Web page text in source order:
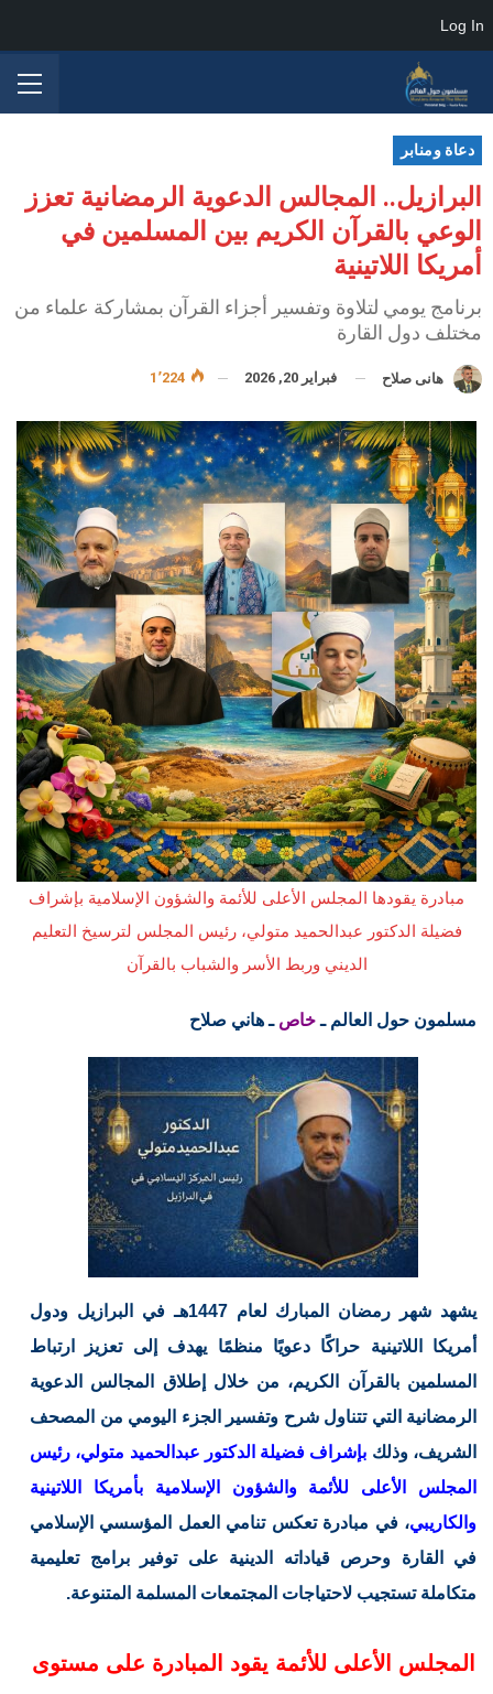
دعاة ومنابر
البرازيل.. المجالس الدعوية الرمضانية تعزز
الوعي بالقرآن الكريم بين المسلمين في
أمريكا اللاتينية
برنامج يومي لتلاوة وتفسير أجزاء القرآن بمشاركة علماء من
مختلف دول القارة
هانى صلاح فبراير 20, 2026
مبادرة يقودها المجلس الأعلى للأئمة والشؤون الإسلامية بإشراف
فضيلة الدكتور عبدالحميد متولي، رئيس المجلس لترسيخ التعليم
الديني وربط الأسر والشباب بالقرآن
مسلمون حول العالم ـخاص ـ هاني صلاح
يشهد شهر رمضان المبارك لعام 1447هـ في البرازيل ودول
أمريكا اللاتينية حراكًا دعويًا منظمًا يهدف إلى تعزيز ارتباط
المسلمين بالقرآن الكريم، من خلال إطلاق المجالس الدعوية
الرمضانية التي تتناول شرح وتفسير الجزء اليومي من المصحف
الشريف، وذلك بإشراف فضيلة الدكتور عبدالحميد متولي، رئيس
المجلس الأعلى للأئمة والشؤون الإسلامية بأمريكا اللاتينية
والكاريبي، في مبادرة تعكس تنامي العمل المؤسسي الإسلامي
في القارة وحرص قياداته الدينية على توفير برامج تعليمية
متكاملة تستجيب لاحتياجات المجتمعات المسلمة المتنوعة.
المجلس الأعلى للأئمة يقود المبادرة على مستوى
Log In